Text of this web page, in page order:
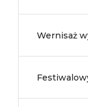
Wernisaż